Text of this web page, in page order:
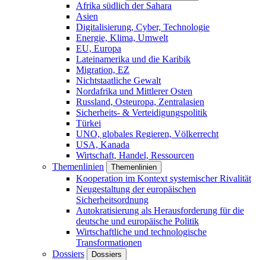
Afrika südlich der Sahara
Asien
Digitalisierung, Cyber, Technologie
Energie, Klima, Umwelt
EU, Europa
Lateinamerika und die Karibik
Migration, EZ
Nichtstaatliche Gewalt
Nordafrika und Mittlerer Osten
Russland, Osteuropa, Zentralasien
Sicherheits- & Verteidigungspolitik
Türkei
UNO, globales Regieren, Völkerrecht
USA, Kanada
Wirtschaft, Handel, Ressourcen
Themenlinien
Themenlinien
Kooperation im Kontext systemischer Rivalität
Neugestaltung der europäischen
Sicherheitsordnung
Autokratisierung als Herausforderung für die
deutsche und europäische Politik
Wirtschaftliche und technologische
Transformationen
Dossiers
Dossiers